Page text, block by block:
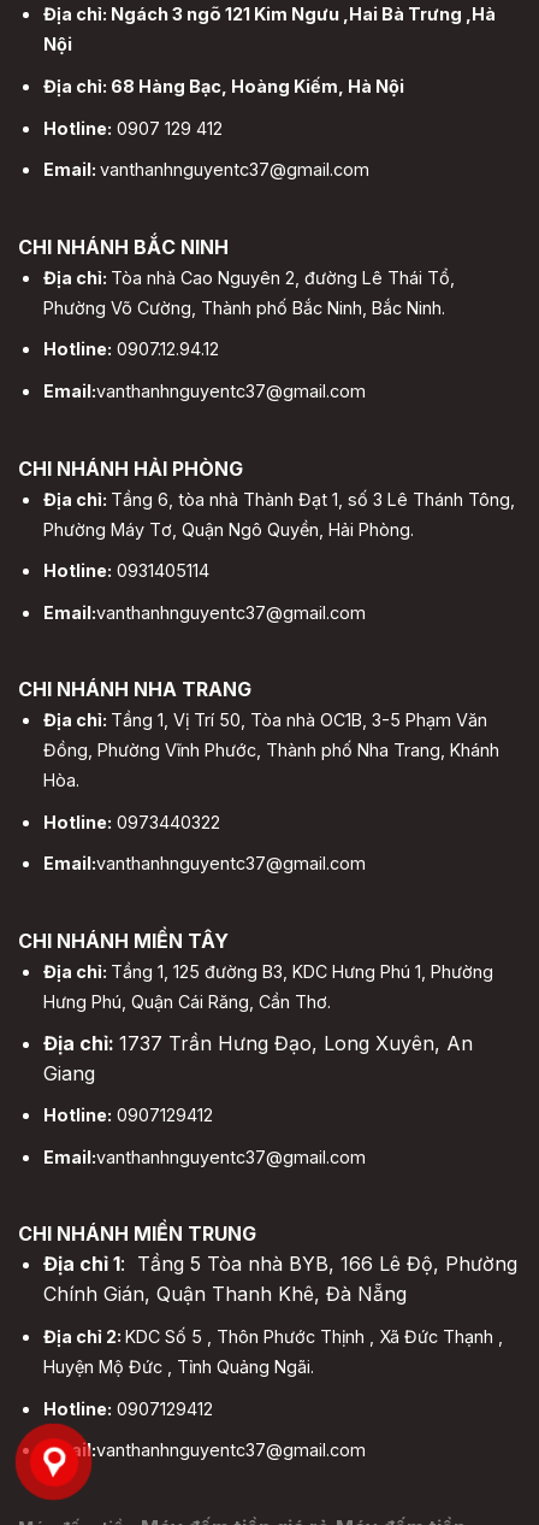
Địa chỉ: Ngách 3 ngõ 121 Kim Ngưu ,Hai Bà Trưng ,Hà
Nội
Địa chỉ: 68 Hàng Bạc, Hoàng Kiếm, Hà Nội
Hotline: 0907 129 412
Email: vanthanhnguyentc37@gmail.com
CHI NHÁNH BẮC NINH
Địa chỉ: Tòa nhà Cao Nguyên 2, đường Lê Thái Tổ,
Phường Võ Cường, Thành phố Bắc Ninh, Bắc Ninh.
Hotline: 0907.12.94.12
Email:vanthanhnguyentc37@gmail.com
CHI NHÁNH HẢI PHÒNG
Địa chỉ: Tầng 6, tòa nhà Thành Đạt 1, số 3 Lê Thánh Tông,
Phường Máy Tơ, Quận Ngô Quyền, Hải Phòng.
Hotline: 0931405114
Email:vanthanhnguyentc37@gmail.com
CHI NHÁNH NHA TRANG
Địa chỉ: Tầng 1, Vị Trí 50, Tòa nhà OC1B, 3-5 Phạm Văn
Đồng, Phường Vĩnh Phước, Thành phố Nha Trang, Khánh
Hòa.
Hotline: 0973440322
Email:vanthanhnguyentc37@gmail.com
CHI NHÁNH MIỀN TÂY
Địa chỉ: Tầng 1, 125 đường B3, KDC Hưng Phú 1, Phường
Hưng Phú, Quận Cái Răng, Cần Thơ.
Địa chỉ: 1737 Trần Hưng Đạo, Long Xuyên, An
Giang
Hotline: 0907129412
Email:vanthanhnguyentc37@gmail.com
CHI NHÁNH MIỀN TRUNG
Địa chỉ 1: Tầng 5 Tòa nhà BYB, 166 Lê Độ, Phường
Chính Gián, Quận Thanh Khê, Đà Nẵng
Địa chỉ 2: KDC Số 5 , Thôn Phước Thịnh , Xã Đức Thạnh ,
Huyện Mộ Đức , Tỉnh Quảng Ngãi.
Hotline: 0907129412
Email:vanthanhnguyentc37@gmail.com